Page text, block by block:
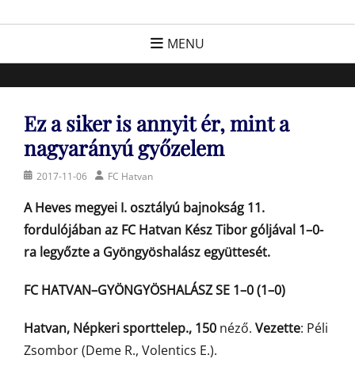
FC Hatvan
Egyesület a hatvani labdarúgásért, sportért!
MENU
Ez a siker is annyit ér, mint a
nagyarányú győzelem
Posted2017-11-06 AuthorFC Hatvan
A Heves megyei I. osztályú bajnokság 11.
fordulójában az FC Hatvan Kész Tibor góljával 1–0-
ra legyőzte a Gyöngyöshalász együttesét.
FC HATVAN–GYÖNGYÖSHALÁSZ SE 1–0 (1–0)
Hatvan, Népkeri sporttelep., 150 néző. Vezette: Péli
Zsombor (Deme R., Volentics E.).